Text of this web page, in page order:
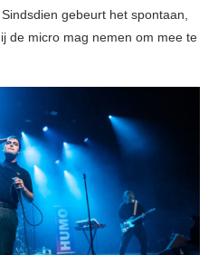
gebeurt het spontaan,
de micro mag nemen om mee te